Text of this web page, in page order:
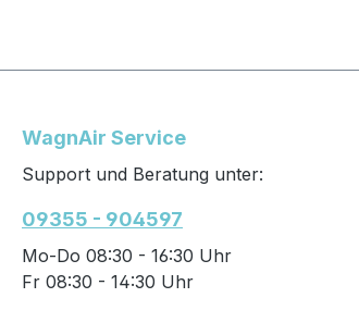
WagnAir Service
Support und Beratung unter:
09355 - 904597
Mo-Do 08:30 - 16:30 Uhr
Fr 08:30 - 14:30 Uhr